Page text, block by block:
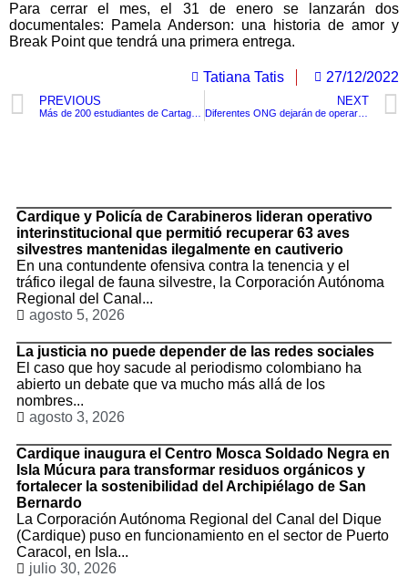
Para cerrar el mes, el 31 de enero se lanzarán dos
documentales: Pamela Anderson: una historia de amor y
Break Point que tendrá una primera entrega.
Tatiana Tatis 27/12/2022
PREVIOUS NEXT
Diferentes ONG dejarán de operar en Afganistán después de la última medida del gobierno
Cardique y Policía de Carabineros lideran operativo
interinstitucional que permitió recuperar 63 aves
silvestres mantenidas ilegalmente en cautiverio
En una contundente ofensiva contra la tenencia y el
tráfico ilegal de fauna silvestre, la Corporación Autónoma
Regional del Canal...
agosto 5, 2026
La justicia no puede depender de las redes sociales
El caso que hoy sacude al periodismo colombiano ha
abierto un debate que va mucho más allá de los
nombres...
agosto 3, 2026
Cardique inaugura el Centro Mosca Soldado Negra en
Isla Múcura para transformar residuos orgánicos y
fortalecer la sostenibilidad del Archipiélago de San
Bernardo
La Corporación Autónoma Regional del Canal del Dique
(Cardique) puso en funcionamiento en el sector de Puerto
Caracol, en Isla...
julio 30, 2026